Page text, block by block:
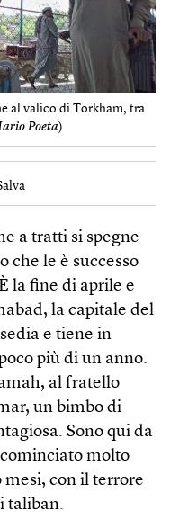
al valico di Torkham, tra
Poeta)
a tratti si spegne
che le è successo
la fine di aprile e
la capitale del
e tiene in
più di un anno.
al fratello
un bimbo di
Sono qui da
molto
con il terrore
taliban.